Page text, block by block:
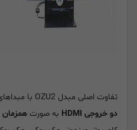
تفاوت اصلی مبدل OZU2 با مبداهای Type-c موجود در بازار داشتن
دو خروجی HDMI
به صورت همزمان